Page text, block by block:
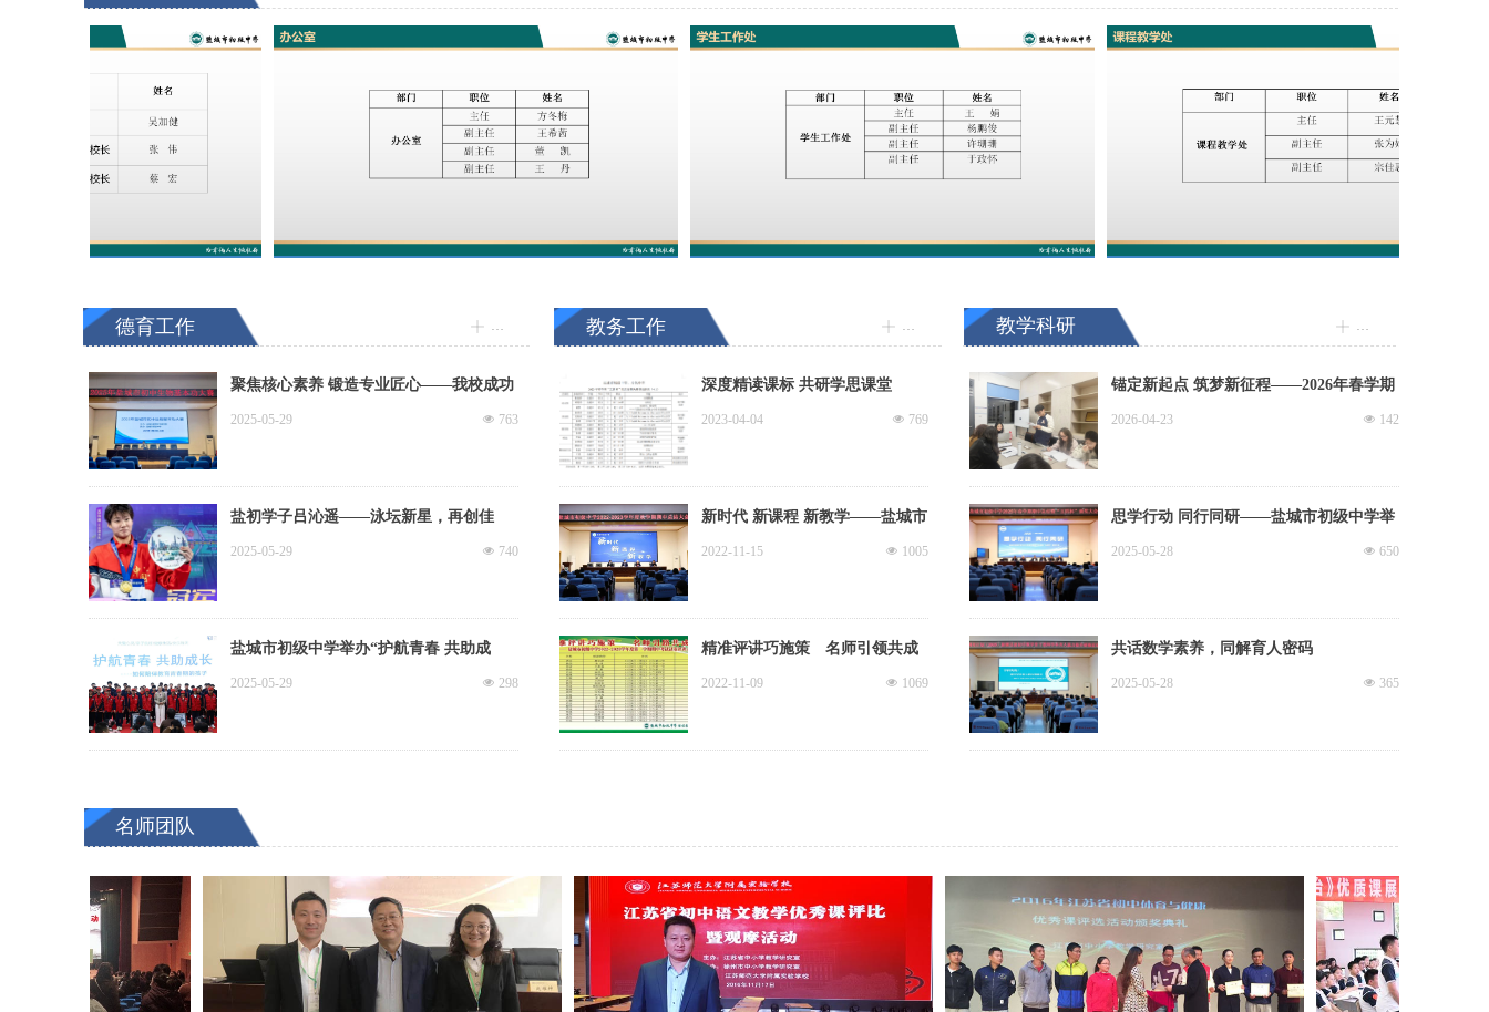
教务工作
深度精读课标 共研学思课堂
넶 769
2023-04-04
新时代 新课程 新教学——盐城市
初级中学召开2022年秋学期期中
넶 1005
2022-11-15
精准评讲巧施策 名师引领共成
长——盐城市初级中学市级“四
넶 1069
2022-11-09
ꀸ 更多 教学科研
锚定新起点 筑梦新征程——2026年春学期
盐城市初级中学青年教师校本培训（三）
넶 142
2026-04-23
思学行动 同行同研——盐城市初级中学举
行2025年春学期期中总结暨“五四杯”颁奖
넶 650
2025-05-28
共话数学素养，同解育人密码
넶 365
2025-05-28
ꀸ 更多
德育工作
聚焦核心素养 锻造专业匠心——我校成功
承办2025年盐城市初中生物青年教师基本
넶 763
2025-05-29
盐初学子吕沁遥——泳坛新星，再创佳
绩！
넶 740
2025-05-29
盐城市初级中学举办“护航青春 共助成
长”家庭教育专题讲座
넶 298
2025-05-29
ꀸ 更多
名师团队